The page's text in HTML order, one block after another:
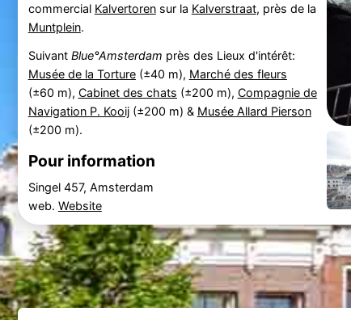
commercial Kalvertorensur la Kalverstraat, près de la
Muntplein.
Suivant Blue°Amsterdam près des Lieux d'intérêt:
Musée de la Torture(±40 m), Marché des fleurs
(±60 m), Cabinet des chats (±200 m), Compagnie de
Navigation P. Kooij(±200 m) & Musée Allard Pierson
(±200 m).
Pour information
Singel 457, Amsterdam
web. Website